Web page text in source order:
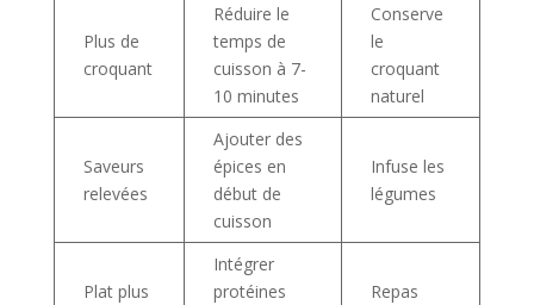
Plus de
croquant
Réduire le
temps de
cuisson à 7-
10 minutes
Conserve
le
croquant
naturel
Saveurs
relevées
Ajouter des
épices en
début de
cuisson
Infuse les
légumes
Plat plus
Intégrer
protéines
Repas